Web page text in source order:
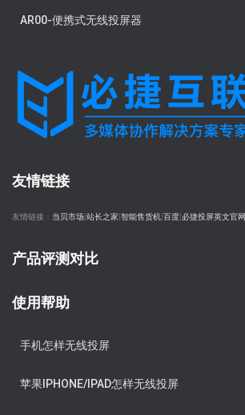
AR00-便携式无线投屏器
友情链接
友情链接： 当贝市场 站长之家 智能售货机 百度 必捷投屏英文官网
产品评测对比
使用帮助
手机怎样无线投屏
苹果IPHONE/IPAD怎样无线投屏